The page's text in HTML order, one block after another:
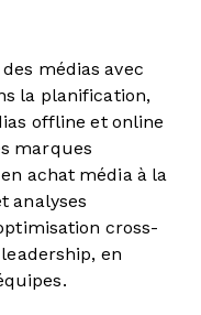
médias avec
la planification,
offline et online
marques
achat média à la
analyses
cross-
en